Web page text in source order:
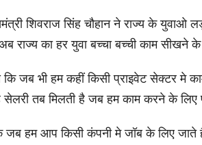
शिवराज सिंह चौहान ने राज्य के युवाओ
राज्य का हर युवा बच्चा बच्ची काम सीखने
जब भी हम कहीं किसी प्राइवेट सेक्टर मे
तब मिलती है जब हम काम करने के लिए
जब हम आप किसी कंपनी मे जॉब के लिए